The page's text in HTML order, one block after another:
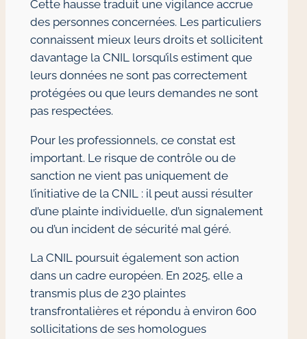
Cette hausse traduit une vigilance accrue
des personnes concernées. Les particuliers
connaissent mieux leurs droits et sollicitent
davantage la CNIL lorsqu’ils estiment que
leurs données ne sont pas correctement
protégées ou que leurs demandes ne sont
pas respectées.
Pour les professionnels, ce constat est
important. Le risque de contrôle ou de
sanction ne vient pas uniquement de
l’initiative de la CNIL : il peut aussi résulter
d’une plainte individuelle, d’un signalement
ou d’un incident de sécurité mal géré.
La CNIL poursuit également son action
dans un cadre européen. En 2025, elle a
transmis plus de 230 plaintes
transfrontalières et répondu à environ 600
sollicitations de ses homologues